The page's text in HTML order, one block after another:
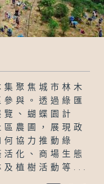
聚焦城市林木
與。透過綠匯
、蝴蝶園計
農圃，展現政
協力推動綠
化、商場生態
及植樹活動等...